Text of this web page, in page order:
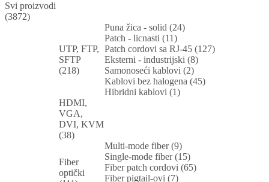
Svi proizvodi
(3872)
UTP, FTP,
SFTP
(218)
Puna žica - solid (24)
Patch - licnasti (11)
Patch cordovi sa RJ-45 (127)
Eksterni - industrijski (8)
Samonoseći kablovi (2)
Kablovi bez halogena (45)
Hibridni kablovi (1)
HDMI,
VGA,
DVI, KVM
(38)
Fiber
optički
Multi-mode fiber (9)
Single-mode fiber (15)
Fiber patch cordovi (65)
Fiber pigtail-ovi (7)